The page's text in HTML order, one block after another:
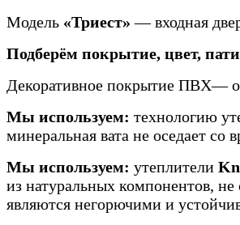
Модель «Триест» — входная
Подберём покрытие, цвет,
Декоративное покрытие ПВХ—
Мы используем: технологию
минеральная вата не оседает
Мы используем: утеплители
из натуральных компонентов,
являются негорючими и